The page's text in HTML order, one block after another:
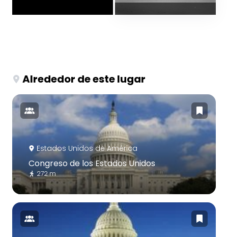
Alrededor de este lugar
Estados Unidos de América
Congreso de los Estados Unidos
272 m